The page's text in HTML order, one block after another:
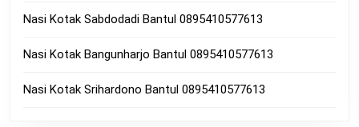
Nasi Kotak Sabdodadi Bantul 0895410577613
Nasi Kotak Bangunharjo Bantul 0895410577613
Nasi Kotak Srihardono Bantul 0895410577613